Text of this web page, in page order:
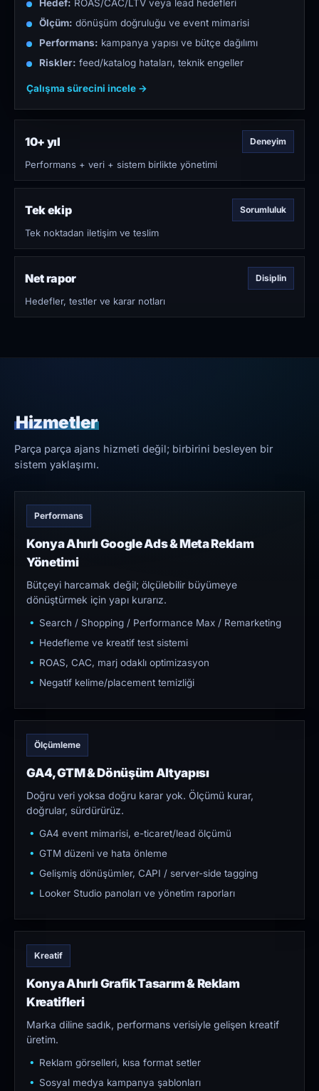
Hedef: ROAS/CAC/LTV veya lead hedefleri
Ölçüm: dönüşüm doğruluğu ve event mimarisi
Performans: kampanya yapısı ve bütçe dağılımı
Riskler: feed/katalog hataları, teknik engeller
Çalışma sürecini incele →
10+ yıl Deneyim
Performans + veri + sistem birlikte yönetimi
Tek ekip Sorumluluk
Tek noktadan iletişim ve teslim
Net rapor Disiplin
Hedefler, testler ve karar notları
Hizmetler
Parça parça ajans hizmeti değil; birbirini besleyen bir
sistem yaklaşımı.
Performans
Konya Ahırlı Google Ads & Meta Reklam
Yönetimi
Bütçeyi harcamak değil; ölçülebilir büyümeye
dönüştürmek için yapı kurarız.
Search / Shopping / Performance Max / Remarketing
Hedefleme ve kreatif test sistemi
ROAS, CAC, marj odaklı optimizasyon
Negatif kelime/placement temizliği
Ölçümleme
GA4, GTM & Dönüşüm Altyapısı
Doğru veri yoksa doğru karar yok. Ölçümü kurar,
doğrular, sürdürürüz.
GA4 event mimarisi, e-ticaret/lead ölçümü
GTM düzeni ve hata önleme
Gelişmiş dönüşümler, CAPI / server-side tagging
Looker Studio panoları ve yönetim raporları
Kreatif
Konya Ahırlı Grafik Tasarım & Reklam
Kreatifleri
Marka diline sadık, performans verisiyle gelişen kreatif
üretim.
Reklam görselleri, kısa format setler
Sosyal medya kampanya şablonları